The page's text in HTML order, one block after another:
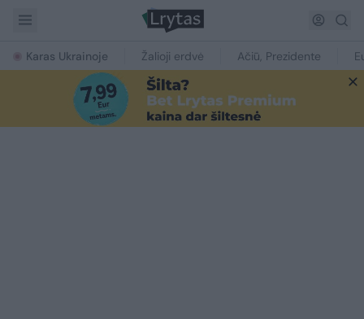
Karas Ukrainoje Žalioji erdvė Ačiū, Prezidente